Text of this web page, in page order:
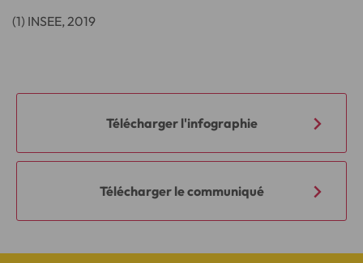
(1) INSEE, 2019
Télécharger l'infographie
Télécharger le communiqué